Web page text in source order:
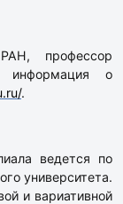
профессор
информация о
.
ведется по
университета.
и вариативной